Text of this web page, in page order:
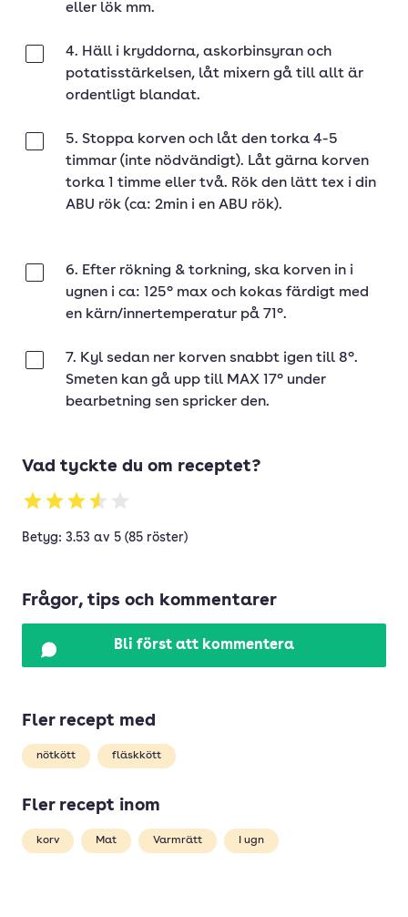
eller lök mm.
4. Häll i kryddorna, askorbinsyran och
potatisstärkelsen, låt mixern gå till allt är
ordentligt blandat.
5. Stoppa korven och låt den torka 4-5
timmar (inte nödvändigt). Låt gärna korven
torka 1 timme eller två. Rök den lätt tex i din
ABU rök (ca: 2min i en ABU rök).
6. Efter rökning & torkning, ska korven in i
ugnen i ca: 125° max och kokas färdigt med
en kärn/innertemperatur på 71°.
7. Kyl sedan ner korven snabbt igen till 8°.
Smeten kan gå upp till MAX 17° under
bearbetning sen spricker den.
Vad tyckte du om receptet?
Betyg: 3.53 av 5 (85 röster)
Frågor, tips och kommentarer
Bli först att kommentera
Fler recept med
nötkött fläskkött
Fler recept inom
korv Mat Varmrätt I ugn